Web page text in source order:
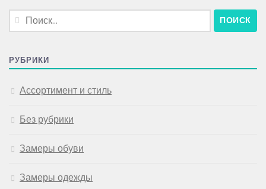
Найти:
РУБРИКИ
Ассортимент и стиль
Без рубрики
Замеры обуви
Замеры одежды